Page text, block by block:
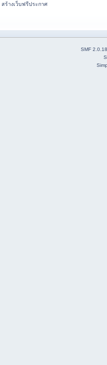
สร้างเว็บฟรีประกาศ
SMF 2.0.18